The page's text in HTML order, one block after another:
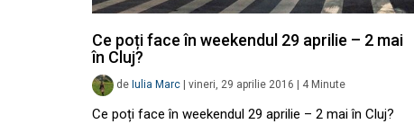
Ce poți face în weekendul 29 aprilie – 2 mai
în Cluj?
de Iulia Marc vineri, 29 aprilie 2016 4 Minute
Ce poți face în weekendul 29 aprilie – 2 mai în Cluj?